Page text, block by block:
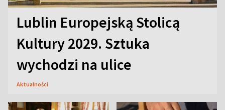
Lublin Europejską Stolicą
Kultury 2029. Sztuka
wychodzi na ulice
Aktualności